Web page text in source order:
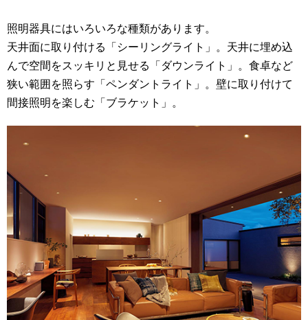
照明器具にはいろいろな種類があります。
天井面に取り付ける「シーリングライト」。天井に埋め込
んで空間をスッキリと見せる「ダウンライト」。食卓など
狭い範囲を照らす「ペンダントライト」。壁に取り付けて
間接照明を楽しむ「ブラケット」。